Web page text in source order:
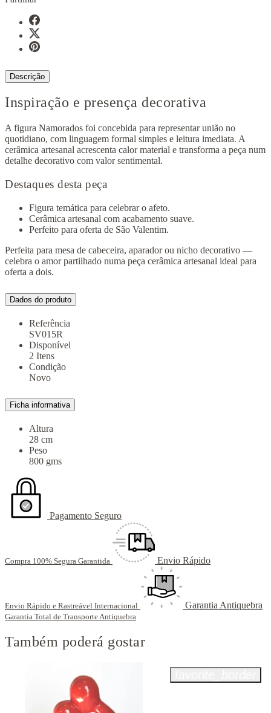
Descrição
Inspiração e presença decorativa
A figura Namorados foi concebida para representar união no
quotidiano, com linguagem formal simples e leitura imediata. A
cerâmica artesanal acrescenta calor material e transforma a peça num
detalhe decorativo com valor sentimental.
Destaques desta peça
Figura temática para celebrar o afeto.
Cerâmica artesanal com acabamento suave.
Perfeito para oferta de São Valentim.
Perfeita para mesa de cabeceira, aparador ou nicho decorativo —
celebra o amor partilhado numa peça cerâmica artesanal ideal para
oferta a dois.
Dados do produto
Referência
SV015R
Disponível
2 Itens
Condição
Novo
Ficha informativa
Altura
28 cm
Peso
800 gms
Pagamento Seguro
Compra 100% Segura Garantida Envio Rápido
Envio Rápido e Rastreável Internacional Garantia Antiquebra
Garantia Total de Transporte Antiquebra
Também poderá gostar